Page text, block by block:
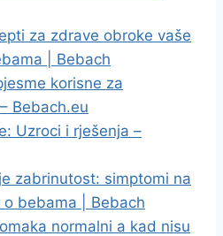
za zdrave obroke vaše
| Bebach
korisne za
Bebach.eu
Uzroci i rješenja –
zabrinutost: simptomi na
o bebama | Bebach
normalni a kad nisu